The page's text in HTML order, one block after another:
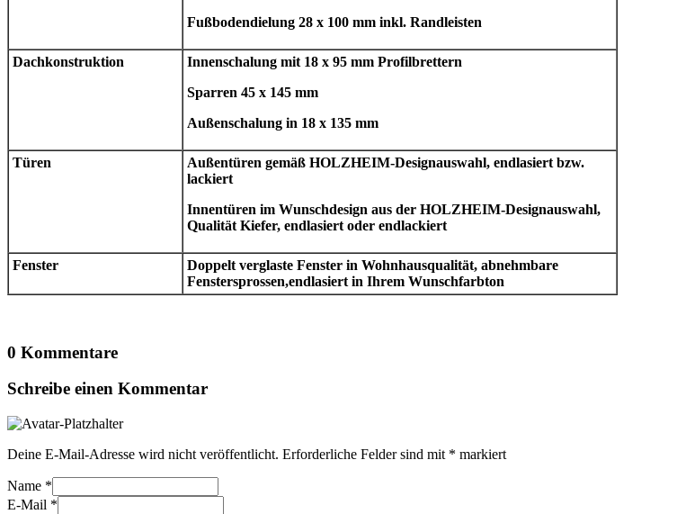
Fußbodendielung 28 x 100 mm inkl. Randleisten
Dachkonstruktion
Innenschalung mit 18 x 95 mm Profilbrettern
Sparren 45 x 145 mm
Außenschalung in 18 x 135 mm
Türen
Außentüren gemäß HOLZHEIM-Designauswahl, endlasiert bzw.
lackiert
Innentüren im Wunschdesign aus der HOLZHEIM-Designauswahl,
Qualität Kiefer, endlasiert oder endlackiert
Fenster
Doppelt verglaste Fenster in Wohnhausqualität, abnehmbare
Fenstersprossen,endlasiert in Ihrem Wunschfarbton
0 Kommentare
Schreibe einen Kommentar
Deine E-Mail-Adresse wird nicht veröffentlicht. Erforderliche Felder sind mit * markiert
Name *
E-Mail *